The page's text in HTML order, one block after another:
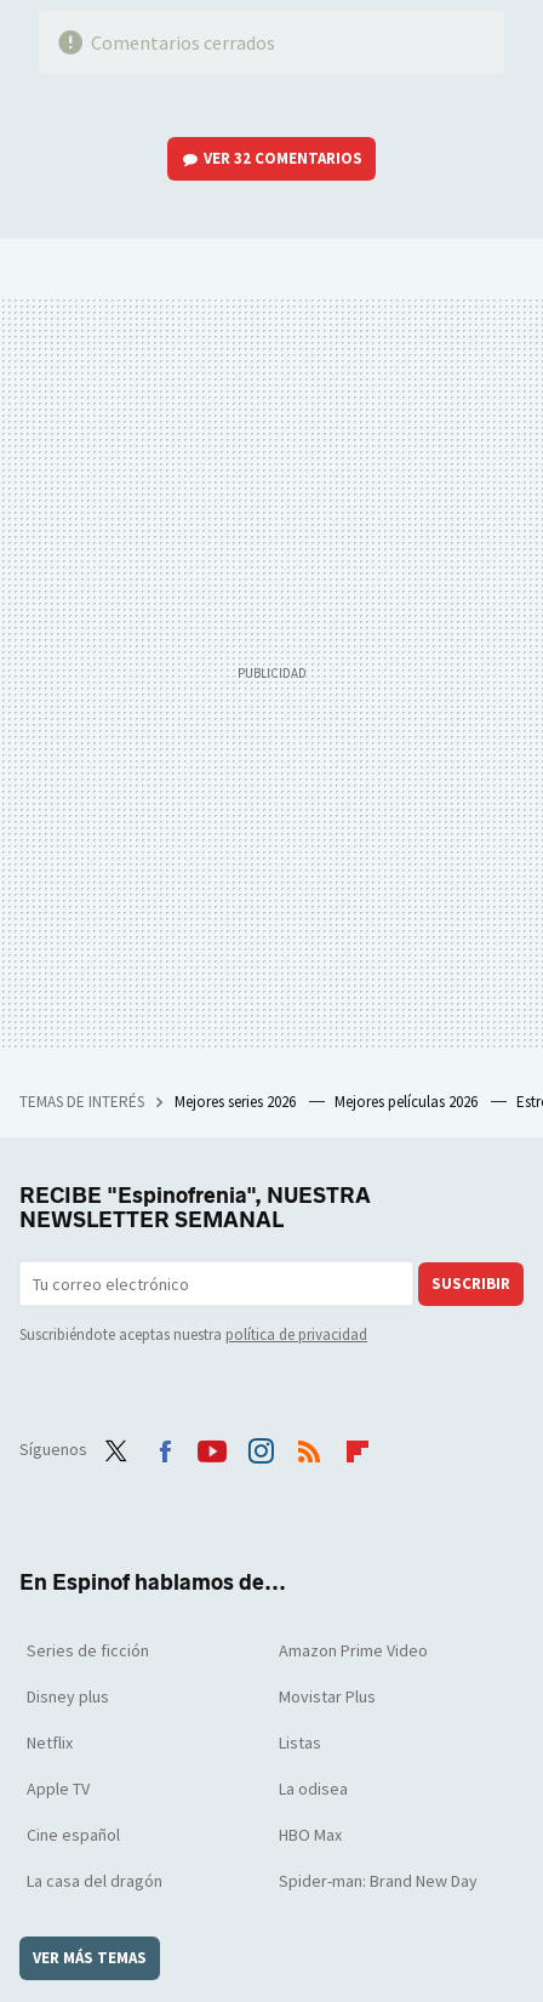
Comentarios cerrados
VER32 COMENTARIOS
TEMAS DE INTERÉS Mejores series 2026 Mejores películas 2026
RECIBE "Espinofrenia", NUESTRA
NEWSLETTER SEMANAL
SUSCRIBIR
Suscribiéndote aceptas nuestra política de privacidad
Síguenos
En Espinof hablamos de...
Series de ficción Amazon Prime Video
Disney plus Movistar Plus
Netflix Listas
Apple TV La odisea
Cine español HBO Max
La casa del dragón Spider-man: Brand New Day
VER MÁS TEMAS